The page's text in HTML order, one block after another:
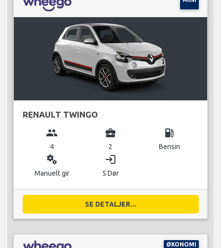
RENAULT TWINGO
group
4
business_center
2
local_gas_station
Bensin
miscellaneous_services
Manuelt gir
login
5 Dør
SE DETALJER...
ØKONOMI